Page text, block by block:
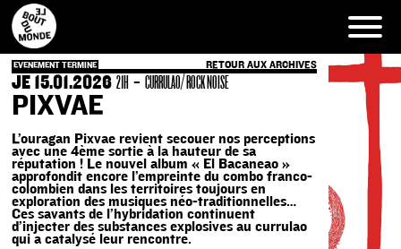
Skip
content
EVENEMENT TERMINE RETOUR AUX ARCHIVES
JE 15.01.2026 21H -CURRULAO/ ROCK NOISE
PIXVAE
L’ouragan Pixvae revient secouer nos perceptions
avec une 4ème sortie à la hauteur de sa
réputation ! Le nouvel album « El Bacaneao »
approfondit encore l’empreinte du combo franco-
colombien dans les territoires toujours en
exploration des musiques néo-traditionnelles…
Ces savants de l’hybridation continuent
d’injecter des substances explosives au currulao
qui a catalysé leur rencontre.